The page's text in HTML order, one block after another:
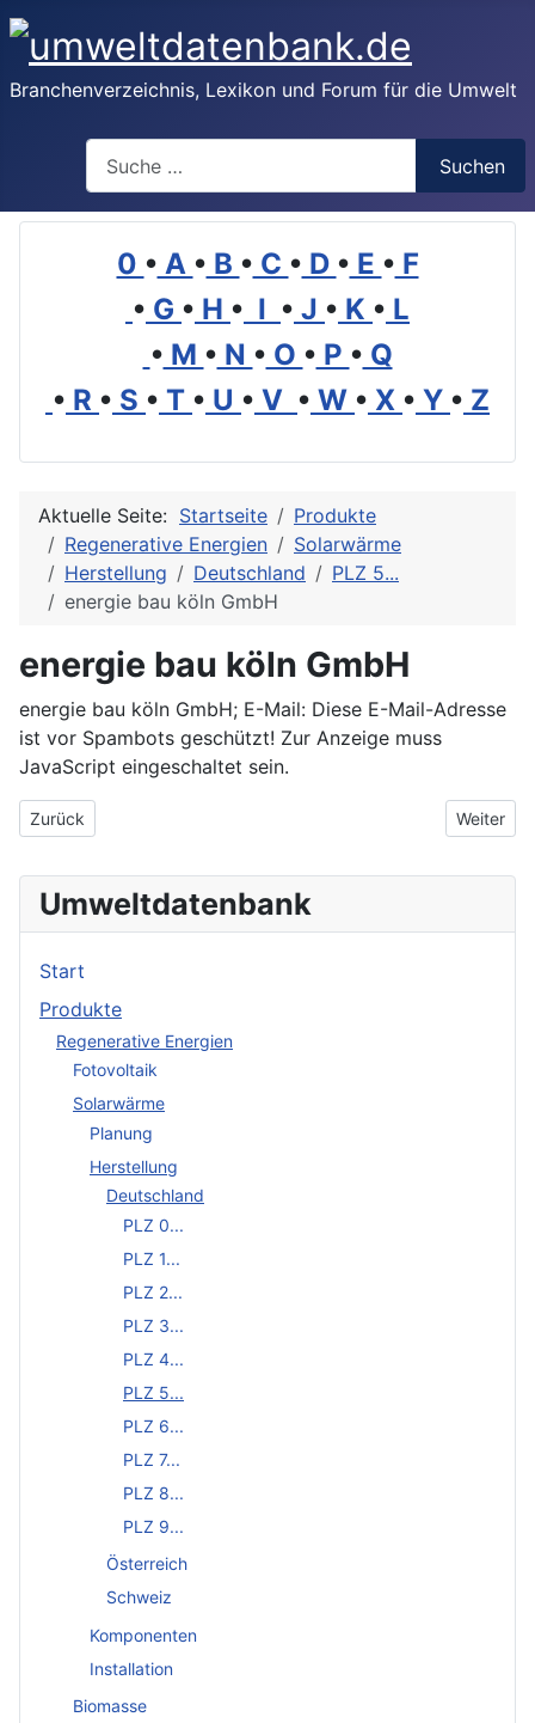
Branchenverzeichnis, Lexikon und Forum für die Umwelt
Suchen
0 • A • B • C • D • E • F
• G • H • I • J • K • L
• M • N • O • P • Q
• R • S • T • U • V • W • X • Y • Z
Aktuelle Seite: Startseite
Produkte
Regenerative Energien
Solarwärme
Herstellung
Deutschland
PLZ 5...
energie bau köln GmbH
energie bau köln GmbH
energie bau köln GmbH; E-Mail: Diese E-Mail-Adresse
ist vor Spambots geschützt! Zur Anzeige muss
JavaScript eingeschaltet sein.
Vorheriger Beitrag: En Vis Solartechnik GmbH
Zurück Nächster
Weiter
Umweltdatenbank
Start
Produkte
Regenerative Energien
Fotovoltaik
Solarwärme
Planung
Herstellung
Deutschland
PLZ 0...
PLZ 1...
PLZ 2...
PLZ 3...
PLZ 4...
PLZ 5...
PLZ 6...
PLZ 7...
PLZ 8...
PLZ 9...
Österreich
Schweiz
Komponenten
Installation
Biomasse